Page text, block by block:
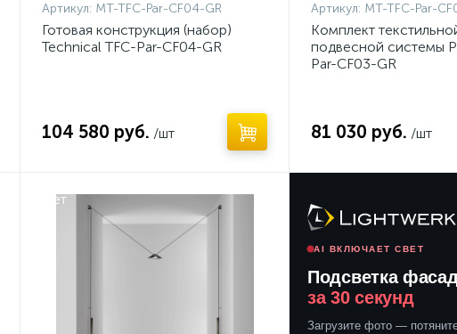
Артикул: MT-TFC-Par-CF04-GR
Готовая конструкция (набор)
Technical TFC-Par-CF04-GR
104 580 руб. /шт
Артикул: MT-TFC-Par-
Комплект
подвесной системы
Par-CF03-GR
81 030 руб. /шт
Нет
AI ВКЛЮЧАЕТ СВЕТ
Подсветка
за 30 секунд
Загрузите фото —